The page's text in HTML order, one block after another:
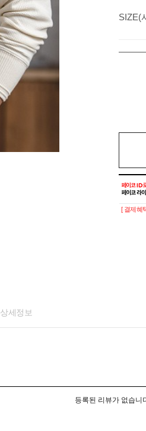
SIZE(
[ 결제혜
상세정보
등록된 리뷰가 없습니